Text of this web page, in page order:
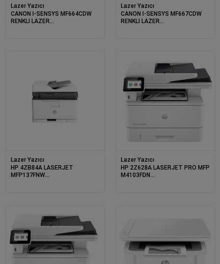
Lazer Yazıcı
CANON I-SENSYS MF664CDW
RENKLI LAZER
Lazer Yazıcı
CANON I-SENSYS MF667CDW
RENKLI LAZER
Lazer Yazıcı
HP 4ZB84A LASERJET
MFP137FNW
Lazer Yazıcı
HP 2Z628A LASERJET PRO MFP
M4103FDN